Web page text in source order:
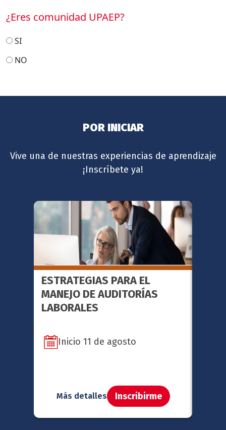
¿Eres comunidad UPAEP?
SI
NO
POR INICIAR
Vive una de nuestras experiencias de aprendizaje
¡Inscríbete ya!
ESTRATEGIAS PARA EL
MANEJO DE AUDITORÍAS
LABORALES
Inicio 11 de agosto
Más detalles Inscribirme